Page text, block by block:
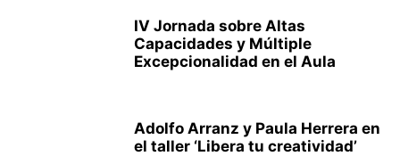
IV Jornada sobre Altas
Capacidades y Múltiple
Excepcionalidad en el Aula
Adolfo Arranz y Paula Herrera en
el taller ‘Libera tu creatividad’